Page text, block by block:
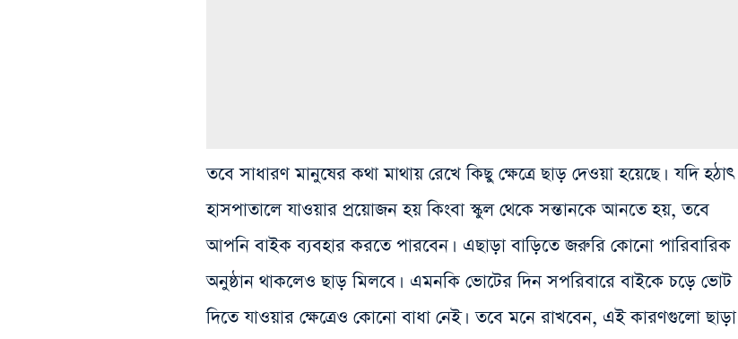
তবে সাধারণ মানুষের কথা মাথায় রেখে কিছু ক্ষেত্রে ছাড় দেওয়া হয়েছে। যদি হঠাৎ
হাসপাতালে যাওয়ার প্রয়োজন হয় কিংবা স্কুল থেকে সন্তানকে আনতে হয়, তবে
আপনি বাইক ব্যবহার করতে পারবেন। এছাড়া বাড়িতে জরুরি কোনো পারিবারিক
অনুষ্ঠান থাকলেও ছাড় মিলবে। এমনকি ভোটের দিন সপরিবারে বাইকে চড়ে ভোট
দিতে যাওয়ার ক্ষেত্রেও কোনো বাধা নেই। তবে মনে রাখবেন, এই কারণগুলো ছাড়া